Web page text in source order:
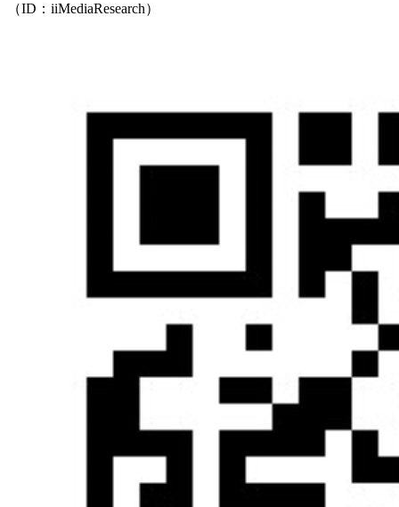
（ID：iiMediaResearch）